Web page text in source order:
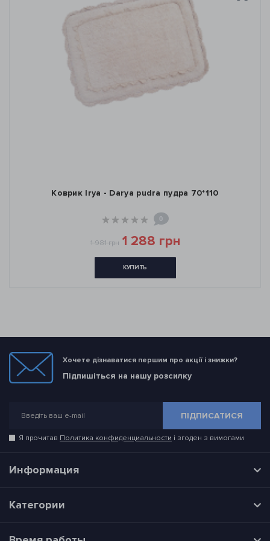
Коврик Irya - Darya pudra пудра 70*110
0
1 981 грн 1 288 грн
КУПИТЬ
Хочете дізнаватися першим про акції і знижки?
Підпишіться на нашу розсилку
ПІДПИСАТИСЯ
Я прочитав Политика конфиденциальности і згоден з вимогами
Информация
Категории